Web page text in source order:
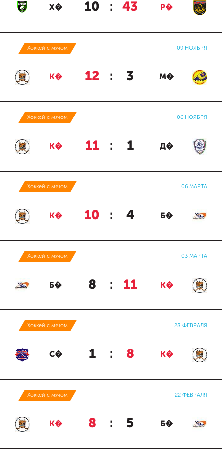
Х� 10 : 43 Р�
Хоккей с мячом 09 НОЯБРЯ
К� 12 : 3 М�
Хоккей с мячом 06 НОЯБРЯ
К� 11 : 1 Д�
Хоккей с мячом 06 МАРТА
К� 10 : 4 Б�
Хоккей с мячом 03 МАРТА
Б� 8 : 11 К�
Хоккей с мячом 28 ФЕВРАЛЯ
С� 1 : 8 К�
Хоккей с мячом 22 ФЕВРАЛЯ
К� 8 : 5 Б�